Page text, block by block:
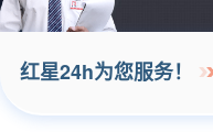
红星24h为您服务！